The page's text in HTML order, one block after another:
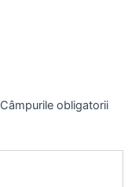
Câmpurile obligatorii